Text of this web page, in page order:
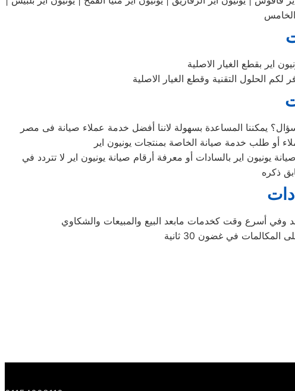
الخامس
اير بقطع الغيار الاصلية
الحلول التقنية وقطع الغيار الاصلية
اير بالسادات أو معرفة أرقام صيانة يونيون اير لا تتردد في
ذكره
في غضون 30 ثانية